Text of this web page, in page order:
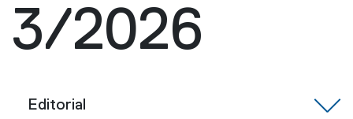
3/2026
Editorial